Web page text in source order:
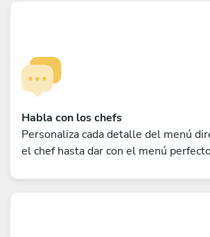
Habla con los chefs
Personaliza cada detalle del menú
el chef hasta dar con el menú